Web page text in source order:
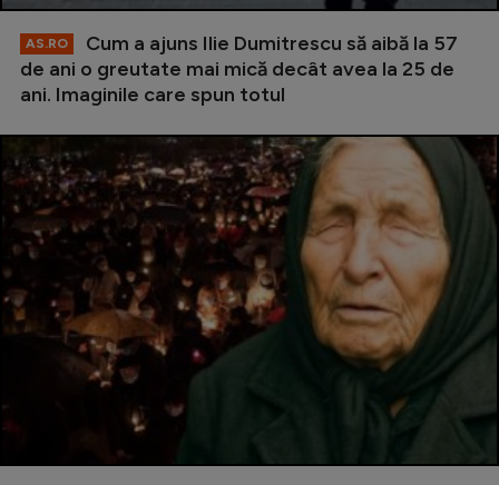
AS.RO
Cum a ajuns Ilie Dumitrescu să aibă la 57
de ani o greutate mai mică decât avea la 25 de
ani. Imaginile care spun totul